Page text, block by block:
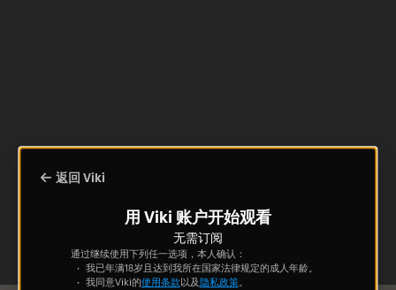
返回 Viki
用 Viki 账户开始观看
无需订阅
通过继续使用下列任一选项，本人确认：
我已年满18岁且达到我所在国家法律规定的成人年龄。
我同意Viki的使用条款以及隐私政策。